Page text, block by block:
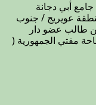
جامع أبي دجانة
عويريج / جنوب
طالب عضو دار
مفتي الجمهورية (